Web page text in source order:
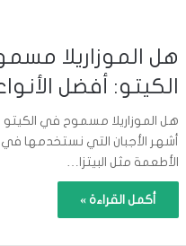
هل الموزاريلا
الكيتو: أفضل
هل الموزاريلا مسموح في
أشهر الأجبان التي نستخدمها
الأطعمة مثل البيتزا…
أكمل القراءة »